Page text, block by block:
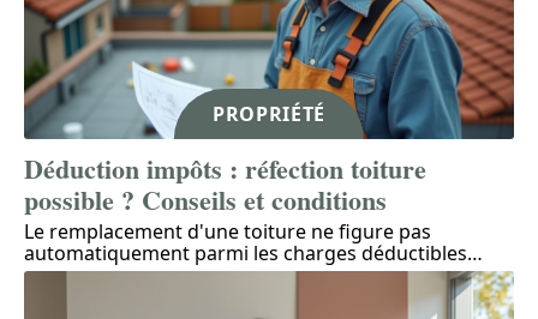
PROPRIÉTÉ
Déduction impôts : réfection toiture
possible ? Conseils et conditions
Le remplacement d'une toiture ne figure pas
automatiquement parmi les charges déductibles…